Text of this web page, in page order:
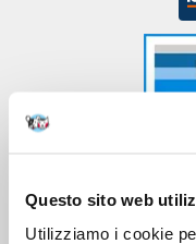
Questo sito web
Utilizziamo i cookie